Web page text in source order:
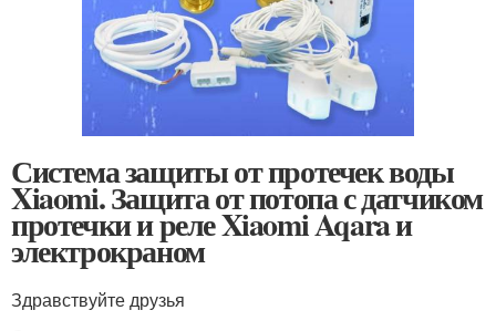
Система защиты от протечек воды
Xiaomi. Защита от потопа с датчиком
протечки и реле Xiaomi Aqara и
электрокраном
Здравствуйте друзья